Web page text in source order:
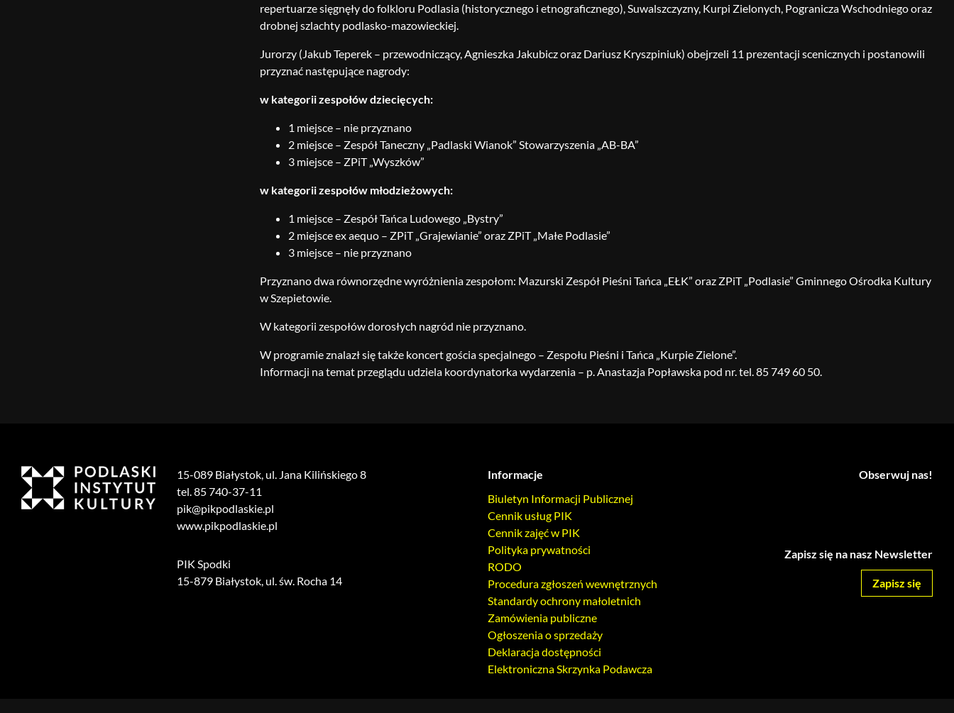
repertuarze sięgnęły do folkloru Podlasia (historycznego i etnograficznego), Suwalszczyzny, Kurpi Zielonych, Pogranicza Wschodniego oraz
drobnej szlachty podlasko-mazowieckiej.
Jurorzy (Jakub Teperek – przewodniczący, Agnieszka Jakubicz oraz Dariusz Kryszpiniuk) obejrzeli 11 prezentacji scenicznych i postanowili
przyznać następujące nagrody:
w kategorii zespołów dziecięcych:
1 miejsce – nie przyznano
2 miejsce – Zespół Taneczny „Padlaski Wianok” Stowarzyszenia „AB-BA”
3 miejsce – ZPiT „Wyszków”
w kategorii zespołów młodzieżowych:
1 miejsce – Zespół Tańca Ludowego „Bystry”
2 miejsce ex aequo – ZPiT „Grajewianie” oraz ZPiT „Małe Podlasie”
3 miejsce – nie przyznano
Przyznano dwa równorzędne wyróżnienia zespołom: Mazurski Zespół Pieśni Tańca „EŁK” oraz ZPiT „Podlasie” Gminnego Ośrodka Kultury
w Szepietowie.
W kategorii zespołów dorosłych nagród nie przyznano.
W programie znalazł się także koncert gościa specjalnego – Zespołu Pieśni i Tańca „Kurpie Zielone”.
Informacji na temat przeglądu udziela koordynatorka wydarzenia – p. Anastazja Popławska pod nr. tel. 85 749 60 50.
15-089 Białystok, ul. Jana Kilińskiego 8
tel. 85 740-37-11
pik@pikpodlaskie.pl
www.pikpodlaskie.pl
PIK Spodki
15-879 Białystok, ul. św. Rocha 14
Informacje
Biuletyn Informacji Publicznej
Cennik usług PIK
Cennik zajęć w PIK
Polityka prywatności
RODO
Procedura zgłoszeń wewnętrznych
Standardy ochrony małoletnich
Zamówienia publiczne
Ogłoszenia o sprzedaży
Deklaracja dostępności
Elektroniczna Skrzynka Podawcza
Obserwuj nas!
Zapisz się na nasz Newsletter
Zapisz się